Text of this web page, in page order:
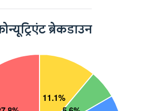
ब्रेकडाउन